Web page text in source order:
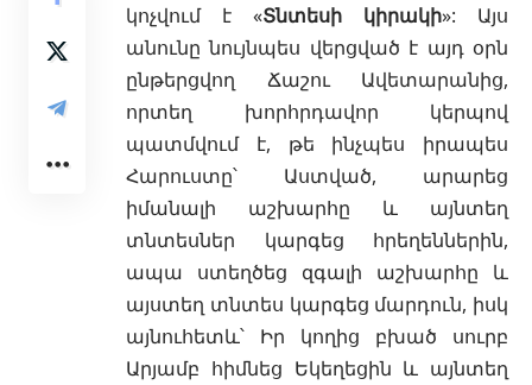
կոչվում է «Տնտեսի կիրակի»: Այս
անունը նույնպես վերցված է այդ օրն
ընթերցվող Ճաշու Ավետարանից,
որտեղ խորհրդավոր կերպով
պատմվում է, թե ինչպես իրապես
Հարուստը՝ Աստված, արարեց
իմանալի աշխարհը և այնտեղ
տնտեսներ կարգեց հրեղեններին,
ապա ստեղծեց զգալի աշխարհը և
այստեղ տնտես կարգեց մարդուն, իսկ
այնուհետև՝ Իր կողից բխած սուրբ
Արյամբ հիմնեց Եկեղեցին և այնտեղ